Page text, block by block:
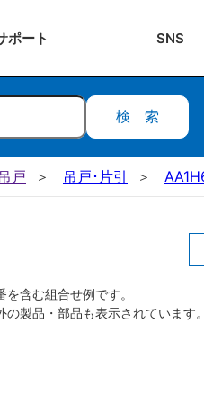
ポート SNS
検索
戸 吊戸･片引
含む組合せ例です。
の製品・部品も表示されています。